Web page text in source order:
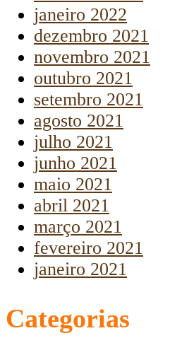
janeiro 2022
dezembro 2021
novembro 2021
outubro 2021
setembro 2021
agosto 2021
julho 2021
junho 2021
maio 2021
abril 2021
março 2021
fevereiro 2021
janeiro 2021
Categorias